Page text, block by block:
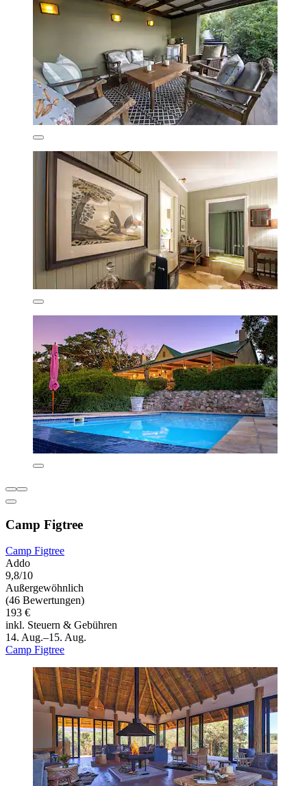
Camp Figtree
Camp Figtree
Addo
9,8/10
Außergewöhnlich
(46 Bewertungen)
193 €
inkl. Steuern & Gebühren
14. Aug.–15. Aug.
Camp Figtree